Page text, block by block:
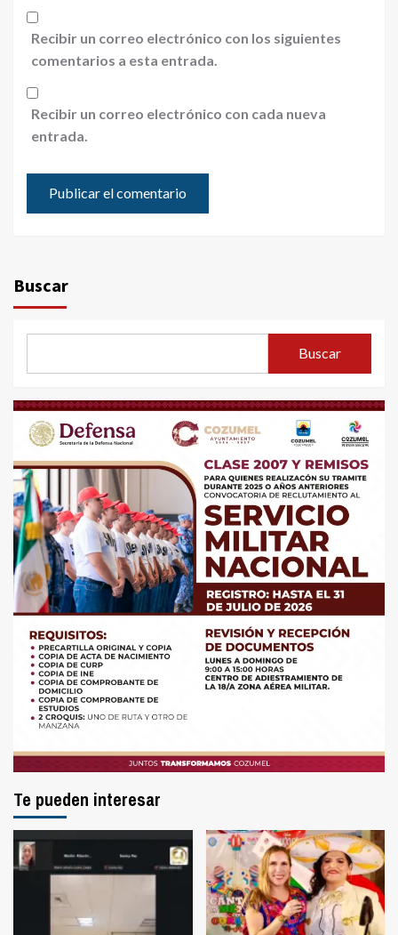
Recibir un correo electrónico con los siguientes
comentarios a esta entrada.
Recibir un correo electrónico con cada nueva
entrada.
Buscar
Buscar
Te pueden interesar